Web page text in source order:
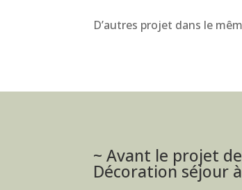
D’autres projet dans le
~ Avant le projet de
Décoration séjour